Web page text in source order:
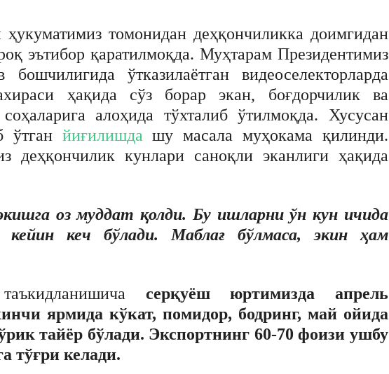
томонидан деҳқончиликка доимгидан
эътибор қаратилмоқда. Муҳтарам Президентимиз
ўтказилаётган видеоселекторларда
ҳақида сўз борар экан, боғдорчилик ва
алоҳида тўхталиб ўтилмоқда. Хусусан
ўтган йиғилишдашу масала муҳокама қилинди.
деҳқончилик кунлари саноқли эканлиги ҳақида
оз муддат қолди. Бу ишларни ўн кун ичида
кейин кеч бўлади. Маблағ бўлмаса, экин ҳам
серқуёш юртимизда апрель
ярмида кўкат, помидор, бодринг, май ойида
тайёр бўлади. Экспортнинг 60-70 фоизи ушбу
тўғри келади.